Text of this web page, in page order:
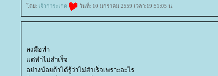
ดย: เจ้าการะเกด วันที่: 10 มกราคม 2559 เวลา:19:51:05 น.
ลงมือทำ
ต่ทำไม่สำเร็จ
อย่างน้อยถ้าได้รู้ว่าไม่สำเร็จเพราะอะไร